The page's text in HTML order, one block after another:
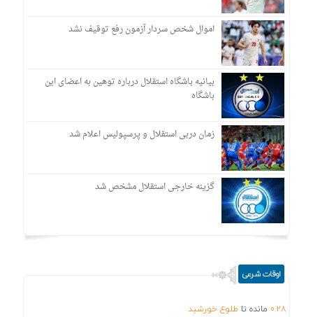
اموال شخص سردار آزمون رفع توقیف نشد
بیانیه باشگاه استقلال درباره توهین به اعضای این
باشگاه
زمان دربی استقلال و پرسپولیس اعلام شد
گزینه خارجی استقلال مشخص شد
اوقات شرعی
0:28 مانده تا طلوع خورشید